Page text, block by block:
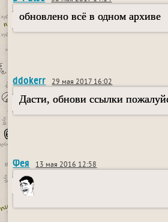
обновлено всё в одном архиве
ddokerr 29 мая 2017 16:02
Дасти, обнови ссылки
Фея 13 мая 2016 12:58
Я